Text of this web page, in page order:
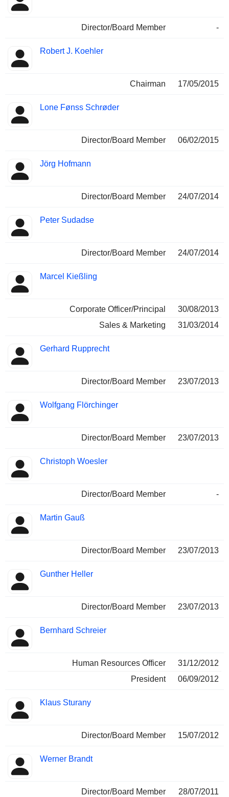
Director/Board Member -
Robert J. Koehler
Chairman 17/05/2015
Lone Fønss Schrøder
Director/Board Member 06/02/2015
Jörg Hofmann
Director/Board Member 24/07/2014
Peter Sudadse
Director/Board Member 24/07/2014
Marcel Kießling
Corporate Officer/Principal
30/08/2013
Sales & Marketing
31/03/2014
Gerhard Rupprecht
Director/Board Member 23/07/2013
Wolfgang Flörchinger
Director/Board Member 23/07/2013
Christoph Woesler
Director/Board Member -
Martin Gauß
Director/Board Member 23/07/2013
Gunther Heller
Director/Board Member 23/07/2013
Bernhard Schreier
Human Resources Officer
31/12/2012
President
06/09/2012
Klaus Sturany
Director/Board Member 15/07/2012
Werner Brandt
Director/Board Member 28/07/2011